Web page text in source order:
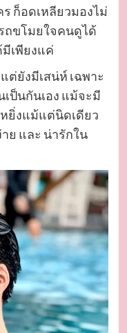
ก็อดเหลียวมองไม่
ถขโมยใจคนดูได้
มีเพียงแค่
ต่ยังมีเสน่ห์ เฉพาะ
ป็นกันเอง แม้จะมี
ยิ่งแม้แต่นิดเดียว
ย และ น่ารักใน